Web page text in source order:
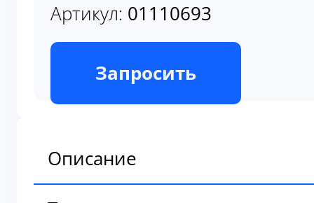
В наличии
Запросить
Технические характеристики